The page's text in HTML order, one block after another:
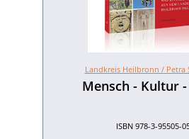
Landkreis Heilbronn /Petra
Mensch - Kultur
ISBN 978-3-95505-